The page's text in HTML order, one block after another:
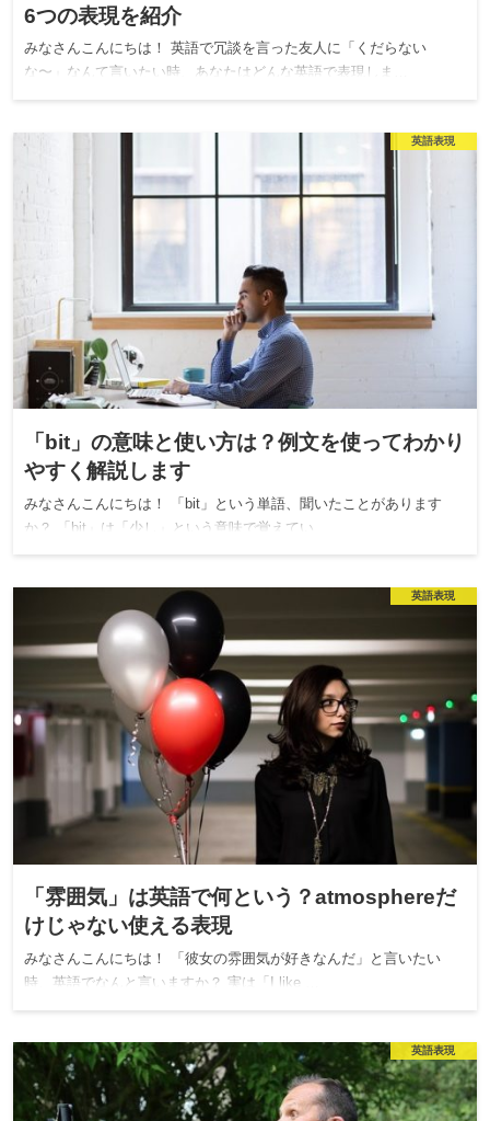
6つの表現を紹介
みなさんこんにちは！ 英語で冗談を言った友人に「くだらない
な〜」なんて言いたい時、あなたはどんな英語で表現しま…
英語表現
「bit」の意味と使い方は？例文を使ってわかり
やすく解説します
みなさんこんにちは！ 「bit」という単語、聞いたことがあります
か？ 「bit」は「少し」という意味で覚えてい…
英語表現
「雰囲気」は英語で何という？atmosphereだ
けじゃない使える表現
みなさんこんにちは！ 「彼女の雰囲気が好きなんだ」と言いたい
時、英語でなんと言いますか？ 実は「I like …
英語表現